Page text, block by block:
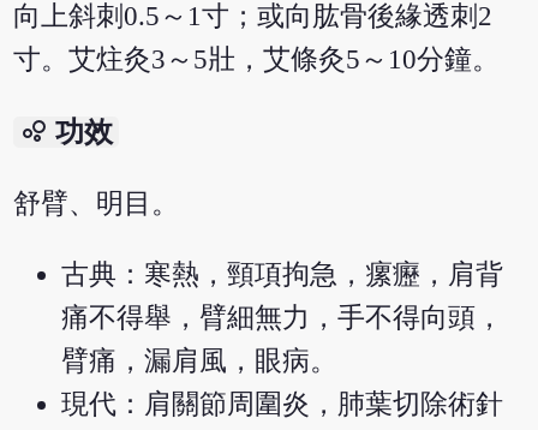
向上斜刺0.5～1寸；或向肱骨後緣透刺2
寸。艾炷灸3～5壯，艾條灸5～10分鐘。
bubble_chart 功效
舒臂、明目。
古典：寒熱，頸項拘急，瘰癧，肩背
痛不得舉，臂細無力，手不得向頭，
臂痛，漏肩風，眼病。
現代：肩關節周圍炎，肺葉切除術針